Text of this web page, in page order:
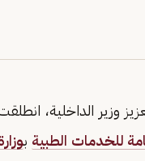
وزير الداخلية،
للخدمات الطبية ب